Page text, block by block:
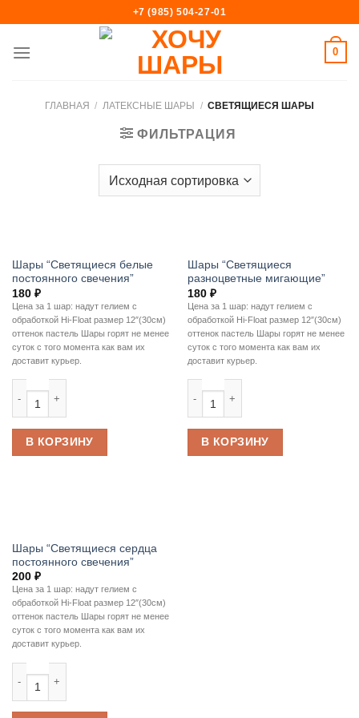
content
+7 (985) 504-27-01
0
ГЛАВНАЯ / ЛАТЕКСНЫЕ ШАРЫ / СВЕТЯЩИЕСЯ ШАРЫ
ФИЛЬТРАЦИЯ
Шары “Светящиеся белые
постоянного свечения”
180 ₽
Цена за 1 шар: надут гелием с
обработкой Hi-Float размер 12″(30см)
оттенок пастель Шары горят не менее
суток с того момента как вам их
доставит курьер.
В КОРЗИНУ
Шары “Светящиеся
разноцветные мигающие”
180 ₽
Цена за 1 шар: надут гелием с
обработкой Hi-Float размер 12″(30см)
оттенок пастель Шары горят не менее
суток с того момента как вам их
доставит курьер.
В КОРЗИНУ
Шары “Светящиеся сердца
постоянного свечения”
200 ₽
Цена за 1 шар: надут гелием с
обработкой Hi-Float размер 12″(30см)
оттенок пастель Шары горят не менее
суток с того момента как вам их
доставит курьер.